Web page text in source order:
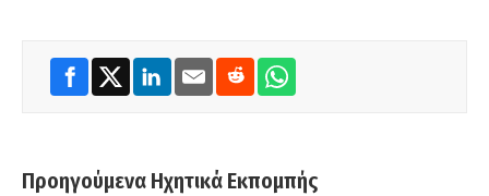
Προηγούμενα Ηχητικά Εκπομπής